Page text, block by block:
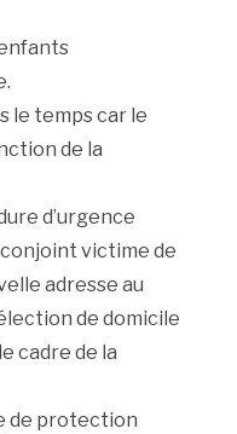
le temps car le
de la
d’urgence
victime de
adresse au
de domicile
cadre de la
de protection